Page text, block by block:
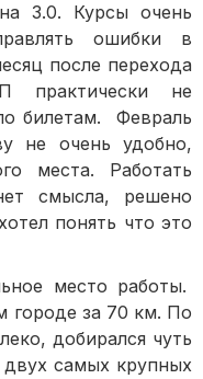
3.0. Курсы очень
ошибки в
после перехода
практически не
билетам. Февраль
не очень удобно,
места. Работать
смысла, решено
понять что это
место работы.
городе за 70 км. По
добирался чуть
двух самых крупных